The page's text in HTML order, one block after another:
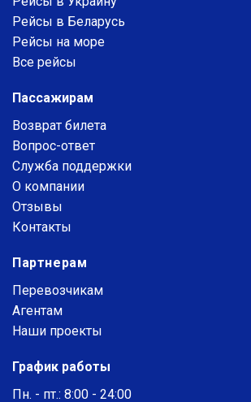
Рейсы в Беларусь
Рейсы на море
Все рейсы
Пассажирам
Возврат билета
Вопрос-ответ
Служба поддержки
О компании
Отзывы
Контакты
Партнерам
Перевозчикам
Агентам
Наши проекты
График работы
Пн. - пт.: 8:00 - 24:00